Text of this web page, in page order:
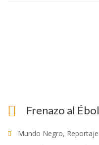
Frenazo al
Mundo Negro,